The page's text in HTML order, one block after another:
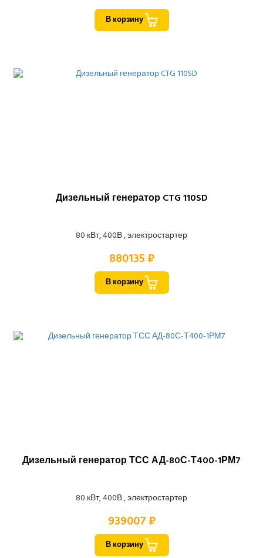
В корзину
Дизельный генератор CTG 110SD
80 кВт, 400В , электростартер
880135 ₽
В корзину
Дизельный генератор ТСС АД-80С-Т400-1РМ7
80 кВт, 400В , электростартер
939007 ₽
В корзину